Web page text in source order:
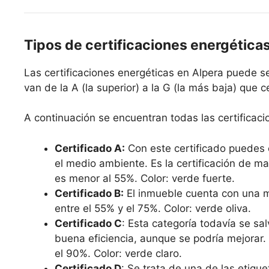
Tipos de certificaciones
Las certificaciones energéticas en Alpera puede
van de la A (la superior) a la G (la más baja) que
A continuación se encuentran todas las
Certificado A: Con este certificado
el medio ambiente. Es la certificación de
es menor al 55%. Color: verde fuerte.
Certificado B: El inmueble cuenta con una
entre el 55% y el 75%. Color: verde oliva.
Certificado C: Esta categoría todavía se
buena eficiencia, aunque se podría
el 90%. Color: verde claro.